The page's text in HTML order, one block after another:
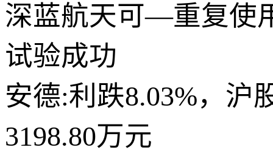
深蓝航天可—重复使
试验成功
安德:利跌8.03%，沪
3198.80万元